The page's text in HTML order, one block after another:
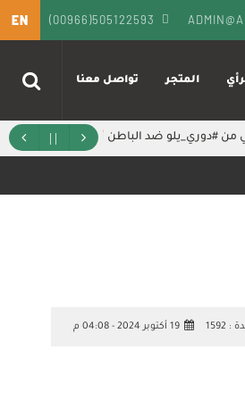
EN (00966)505122593
المتجر تواصل معنا
من ⁧‫#دوري_يلو‬⁩ ضد الباطن ‏الخير
:
1592 19 أكتوبر 2024 - 04:08 م